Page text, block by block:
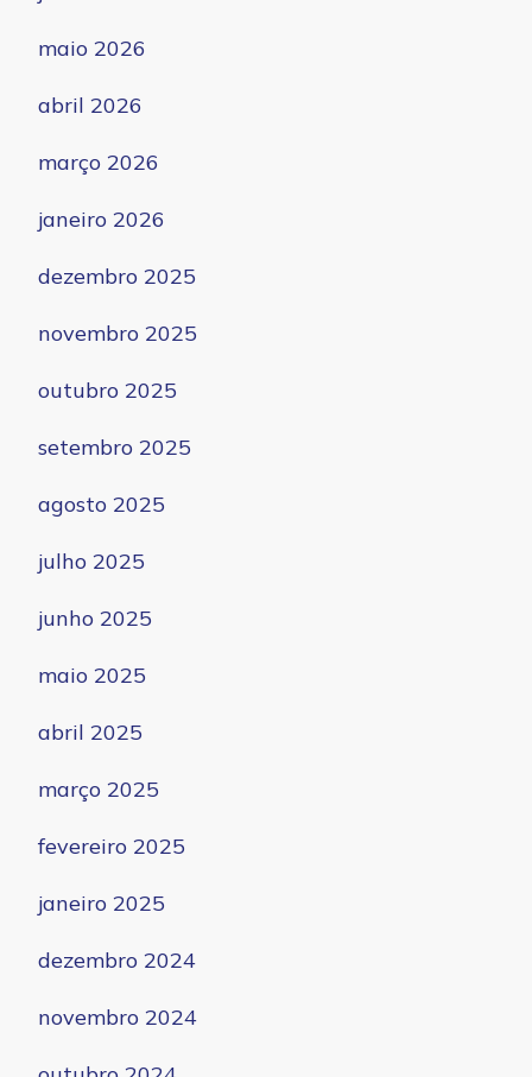
maio 2026
abril 2026
março 2026
janeiro 2026
dezembro 2025
novembro 2025
outubro 2025
setembro 2025
agosto 2025
julho 2025
junho 2025
maio 2025
abril 2025
março 2025
fevereiro 2025
janeiro 2025
dezembro 2024
novembro 2024